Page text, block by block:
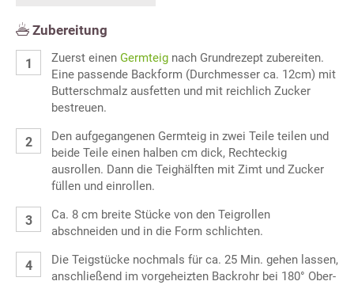
Zubereitung
Zuerst einen Germteig nach Grundrezept zubereiten.
Eine passende Backform (Durchmesser ca. 12cm) mit
Butterschmalz ausfetten und mit reichlich Zucker
bestreuen.
Den aufgegangenen Germteig in zwei Teile teilen und
beide Teile einen halben cm dick, Rechteckig
ausrollen. Dann die Teighälften mit Zimt und Zucker
füllen und einrollen.
Ca. 8 cm breite Stücke von den Teigrollen
abschneiden und in die Form schlichten.
Die Teigstücke nochmals für ca. 25 Min. gehen lassen,
anschließend im vorgeheizten Backrohr bei 180° Ober-